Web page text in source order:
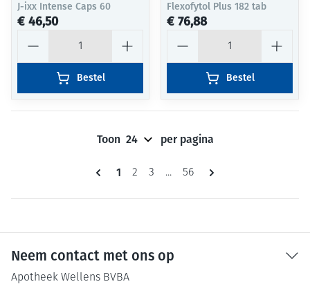
J-ixx Intense Caps 60
€ 46,50
Bestel
Flexofytol Plus 182 tab
€ 76,88
Bestel
Pagina's
U lees momenteel pagina
1 Pagina
2 Pagina
3 ... Pagina
56
Toon per pagina
Neem contact met ons op
Apotheek Wellens BVBA